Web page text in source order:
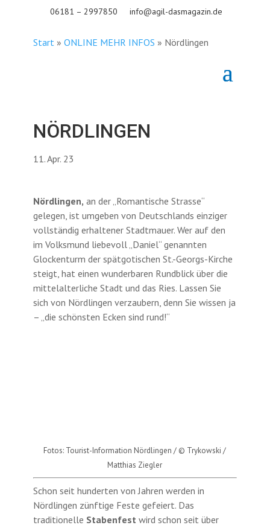
06181 – 2997850 info@agil-dasmagazin.de
Start» ONLINE MEHR INFOS » Nördlingen
NÖRDLINGEN
11. Apr. 23
Nördlingen, an der „Romantische Strasse“
gelegen, ist umgeben von Deutschlands einziger
vollständig erhaltener Stadtmauer. Wer auf den
im Volksmund liebevoll „Daniel“ genannten
Glockenturm der spätgotischen St.-Georgs-Kirche
steigt, hat einen wunderbaren Rundblick über die
mittelalterliche Stadt und das Ries. Lassen Sie
sich von Nördlingen verzaubern, denn Sie wissen ja
– „die schönsten Ecken sind rund!“
Fotos: Tourist-Information Nördlingen / © Trykowski /
Matthias Ziegler
Schon seit hunderten von Jahren werden in
Nördlingen zünftige Feste gefeiert. Das
traditionelle Stabenfest wird schon seit über